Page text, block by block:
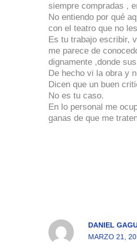
siempre compradas ,
No entiendo por qué
con el teatro que no
Es tu trabajo escribir,
me parece de
dignamente ,donde
De hecho vi la obra y
Dicen que un buen
No es tu caso.
En lo personal me
ganas de que me
DANIEL
MARZO 21,